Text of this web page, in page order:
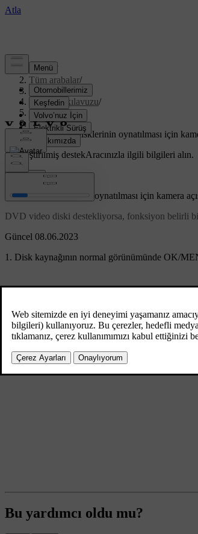
Destek
Tüm arabalar/
V40 2019/
Kullanıcı kılavuzu/
Infotainment/
CD/DVD/
DVD video disklerinin oynatılması için
Özelleştirilmiş destekAracınızla ilgili bilgileri alın.
Güncel 08.06.2023
DVD video disklerinin oynatılması için kamera
DVD video diski destekliyorsa, fonksiyon belirli
Disk kaynağının normal görünümünde OK/
Bu yardımcı oldu mu?